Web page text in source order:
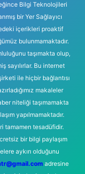
Bilgi Teknolojileri
bir Yer Sağlayıcı
içerikleri proaktif
bulunmamaktadır.
taşımakta olup,
sayılırlar. Bu internet
ile hiçbir bağlantısı
makaleler
niteliği taşımamakta
yapılmamaktadır.
tamamen tesadüfidir.
bir bilgi paylaşım
aykırı olduğunu
adresine